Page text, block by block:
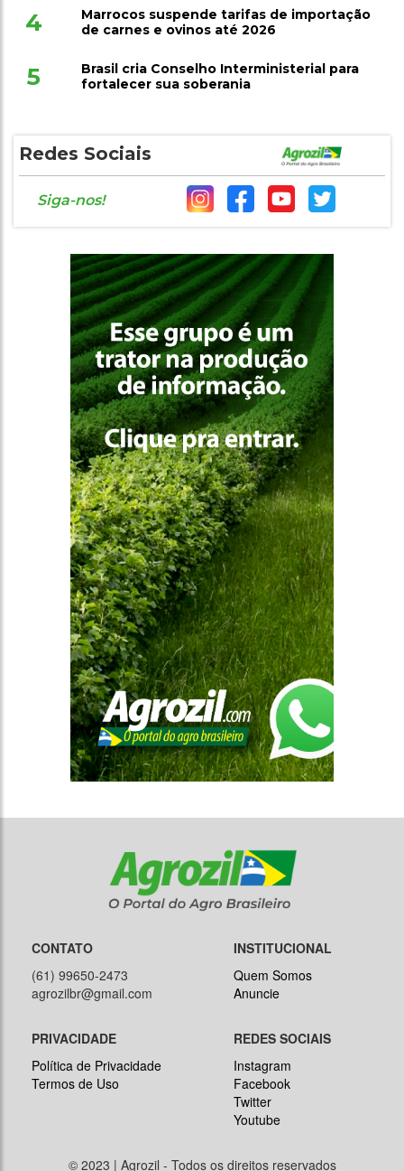
4
Marrocos suspende tarifas de importação
de carnes e ovinos até 2026
5
Brasil cria Conselho Interministerial para
fortalecer sua soberania
Redes Sociais
Siga-nos!
CONTATO
(61) 99650-2473
agrozilbr@gmail.com
INSTITUCIONAL
Quem Somos
Anuncie
PRIVACIDADE
Política de Privacidade
Termos de Uso
REDES SOCIAIS
Instagram
Facebook
Twitter
Youtube
© 2023 | Agrozil - Todos os direitos reservados